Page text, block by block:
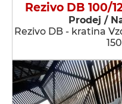
Rezivo DB 100/
Prodej /
Rezivo DB - kratina